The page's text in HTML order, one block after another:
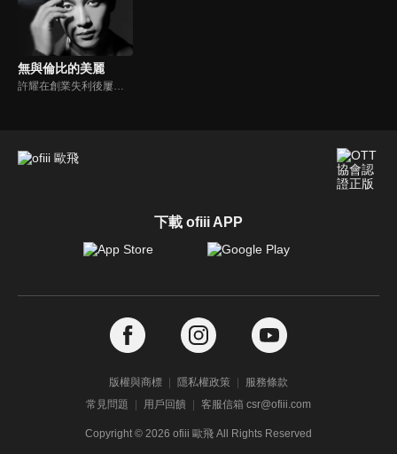
無與倫比的美麗
許耀在創業失利後屢敗屢戰， 卻意外在職場遇到失聯多年的前女友。北漂女孩余佳恩因為職場上的不圓滑，在30歲的節點遭遇裁員；自稱渣女的張清在職場游刃有餘，卻花十年治癒原生家庭傷害；家庭主婦李念歡走出家庭壁壘後展開了一段相濡以沫的情感。三對正值「青年危機」的都市男女攜手走出生活困境。
下載 ofiii APP
版權與商標 隱私權政策
服務條款
常見問題
用戶回饋 客服信箱 csr@ofiii.com
Copyright © 2026 ofiii 歐飛 All Rights Reserved